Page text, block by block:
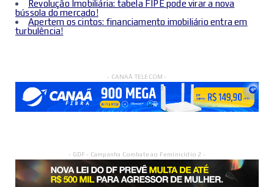
Revolução Imobiliária: tabela FIPE pode virar a nova
bússola do mercado!
Apertem os cintos: financiamento imobiliário entra em
turbulência!
- CANAÃ TELECOM -
- GDF - Campanha Combate ao Feminicídio 2 -